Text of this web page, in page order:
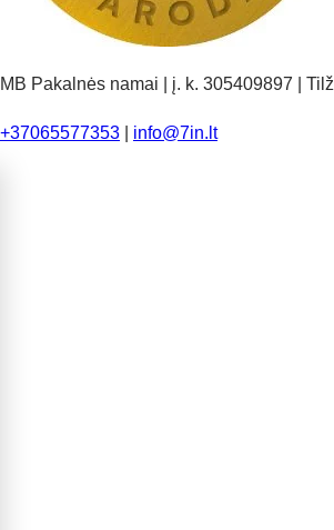
MB Pakalnės namai | į. k. 305409897 |
+37065577353 info@7in.lt